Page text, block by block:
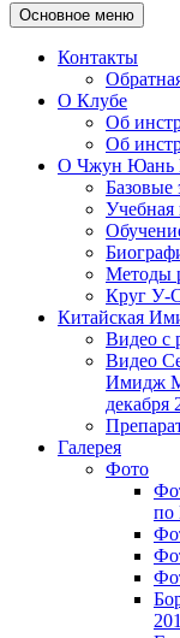
Чжун
"Здесь
Поиск
Основное меню
к
Контакты
О Клубе
Об
Об
О Чжун Юань
Базовые
Учебная
Методы
Круг У-
Китайская
Видео с
Видео
Имидж
декабря
Галерея
Фото
по